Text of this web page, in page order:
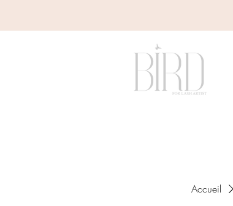
Accueil